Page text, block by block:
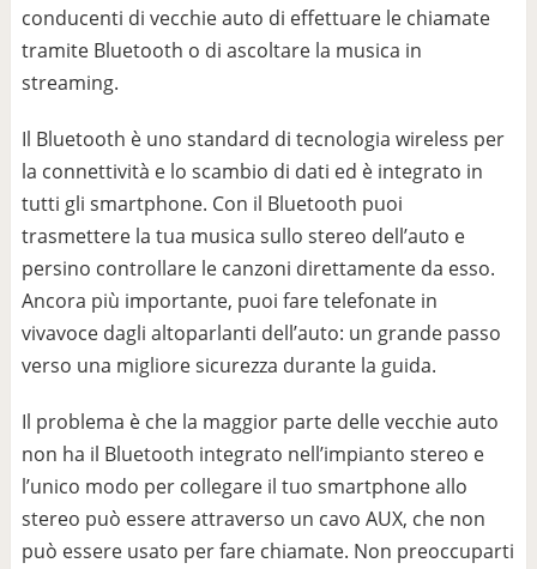
conducenti di vecchie auto di effettuare le chiamate
tramite Bluetooth o di ascoltare la musica in
streaming.
Il Bluetooth è uno standard di tecnologia wireless per
la connettività e lo scambio di dati ed è integrato in
tutti gli smartphone. Con il Bluetooth puoi
trasmettere la tua musica sullo stereo dell’auto e
persino controllare le canzoni direttamente da esso.
Ancora più importante, puoi fare telefonate in
vivavoce dagli altoparlanti dell’auto: un grande passo
verso una migliore sicurezza durante la guida.
Il problema è che la maggior parte delle vecchie auto
non ha il Bluetooth integrato nell’impianto stereo e
l’unico modo per collegare il tuo smartphone allo
stereo può essere attraverso un cavo AUX, che non
può essere usato per fare chiamate. Non preoccuparti